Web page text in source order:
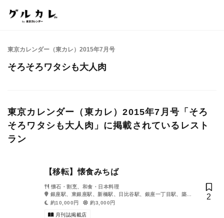
東京カレンダー（東カレ）2015年7月号
そろそろワタシも大人肉
東京カレンダー（東カレ）2015年7月号「そろ
そろワタシも大人肉」に掲載されているレスト
ラン
【移転】懐食みちば
懐石・割烹、和食・日本料理
銀座駅、東銀座駅、新橋駅、日比谷駅、銀座一丁目駅、築地
市場駅、有楽町駅、内幸町駅、汐留駅
約10,000円 約3,000円
月刊誌掲載店
2